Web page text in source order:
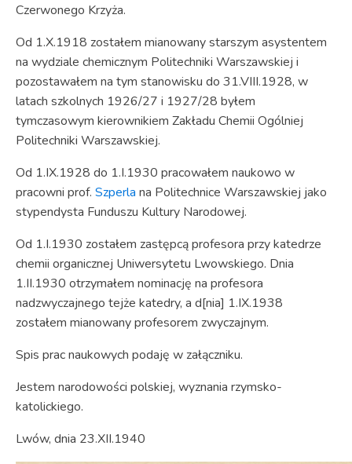
Czerwonego Krzyża.
Od 1.X.1918 zostałem mianowany starszym asystentem
na wydziale chemicznym Politechniki Warszawskiej i
pozostawałem na tym stanowisku do 31.VIII.1928, w
latach szkolnych 1926/27 i 1927/28 byłem
tymczasowym kierownikiem Zakładu Chemii Ogólniej
Politechniki Warszawskiej.
Od 1.IX.1928 do 1.I.1930 pracowałem naukowo w
pracowni prof. Szperla na Politechnice Warszawskiej jako
stypendysta Funduszu Kultury Narodowej.
Od 1.I.1930 zostałem zastępcą profesora przy katedrze
chemii organicznej Uniwersytetu Lwowskiego. Dnia
1.II.1930 otrzymałem nominację na profesora
nadzwyczajnego tejże katedry, a d[nia] 1.IX.1938
zostałem mianowany profesorem zwyczajnym.
Spis prac naukowych podaję w załączniku.
Jestem narodowości polskiej, wyznania rzymsko-
katolickiego.
Lwów, dnia 23.XII.1940